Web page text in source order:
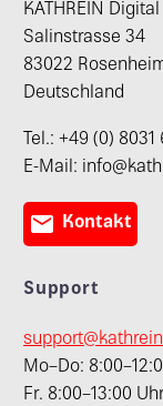
KATHREIN
Salinstrasse 34
83022
Deutschland
Tel.: +49 (0) 8031
E-Mail:
 Kontakt
Support
Mo–Do:
Fr. 8:00–13:00 Uhr